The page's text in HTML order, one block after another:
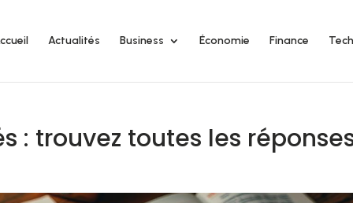
Actualités Business Économie Finance
: trouvez toutes les